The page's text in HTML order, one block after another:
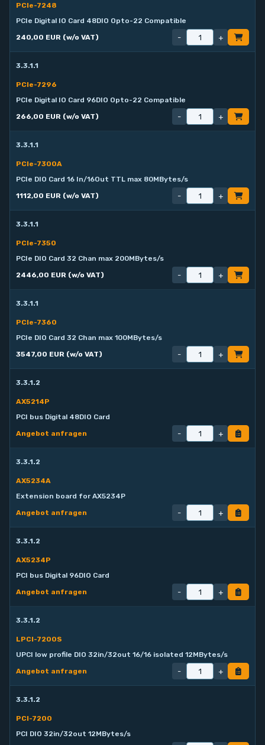
PCIe-7248
PCIe Digital IO Card 48DIO Opto-22 Compatible
240,00 EUR (w/o VAT)
- +
3.3.1.1
PCIe-7296
PCIe Digital IO Card 96DIO Opto-22 Compatible
266,00 EUR (w/o VAT)
- +
3.3.1.1
PCIe-7300A
PCIe DIO Card 16 In/16Out TTL max 80MBytes/s
1112,00 EUR (w/o VAT)
- +
3.3.1.1
PCIe-7350
PCIe DIO Card 32 Chan max 200MBytes/s
2446,00 EUR (w/o VAT)
- +
3.3.1.1
PCIe-7360
PCIe DIO Card 32 Chan max 100MBytes/s
3547,00 EUR (w/o VAT)
- +
3.3.1.2
AX5214P
PCI bus Digital 48DIO Card
Angebot anfragen
- +
3.3.1.2
AX5234A
Extension board for AX5234P
Angebot anfragen
- +
3.3.1.2
AX5234P
PCI bus Digital 96DIO Card
Angebot anfragen
- +
3.3.1.2
LPCI-7200S
UPCI low profile DIO 32in/32out 16/16 isolated 12MBytes/s
Angebot anfragen
- +
3.3.1.2
PCI-7200
PCI DIO 32in/32out 12MBytes/s